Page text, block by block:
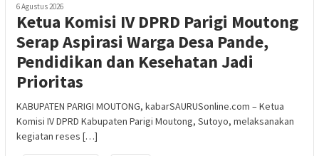
6 Agustus 2026
Ketua Komisi IV DPRD Parigi Moutong
Serap Aspirasi Warga Desa Pande,
Pendidikan dan Kesehatan Jadi
Prioritas
KABUPATEN PARIGI MOUTONG, kabarSAURUSonline.com – Ketua
Komisi IV DPRD Kabupaten Parigi Moutong, Sutoyo, melaksanakan
kegiatan reses […]